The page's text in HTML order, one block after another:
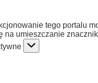
tego portalu
na umieszczanie